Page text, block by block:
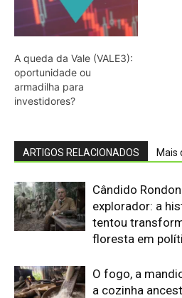
A queda da Vale (VALE3):
oportunidade ou
armadilha para
investidores?
ARTIGOS RELACIONADOS Mais
Cândido
explorador: a
tentou
floresta em
O fogo, a
a cozinha